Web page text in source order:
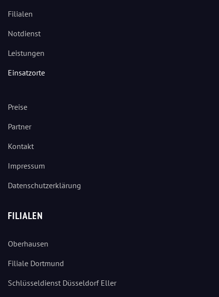
Filialen
Notdienst
Leistungen
Einsatzorte
Preise
Partner
Kontakt
Impressum
Datenschutzerklärung
FILIALEN
Oberhausen
Filiale Dortmund
Schlüsseldienst Düsseldorf Eller